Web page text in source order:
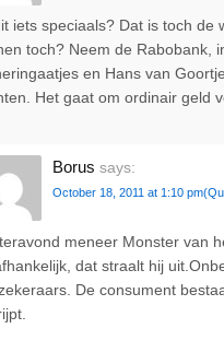
iets speciaals? Dat is toch de
toch? Neem de Rabobank,
en Hans van
Het gaat om ordinair geld
Borus says:
October 18, 2011 at 1:10 pm
meneer Monster van
dat straalt hij
De consument